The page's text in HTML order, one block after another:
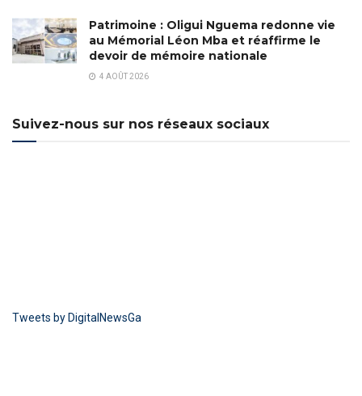
Patrimoine : Oligui Nguema redonne vie
au Mémorial Léon Mba et réaffirme le
devoir de mémoire nationale
4 AOÛT 2026
Suivez-nous sur nos réseaux sociaux
Tweets by DigitalNewsGa